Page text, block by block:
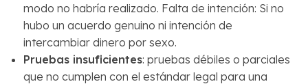
modo no habría realizado. Falta de intención: Si no
hubo un acuerdo genuino ni intención de
intercambiar dinero por sexo.
Pruebas insuficientes: pruebas débiles o parciales
que no cumplen con el estándar legal para una